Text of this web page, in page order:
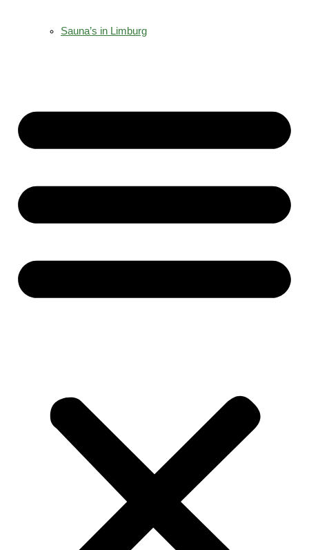
Sauna’s in Limburg